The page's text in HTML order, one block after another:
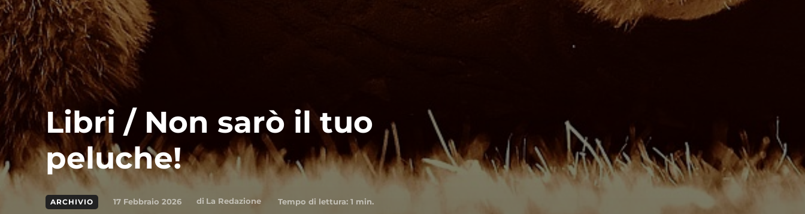
Libri / Non sarò il tuo
peluche!
ARCHIVIO 17 Febbraio 2026 di La Redazione Tempo di lettura: 1 min.